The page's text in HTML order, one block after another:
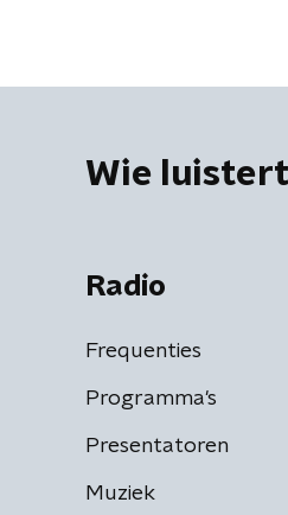
Wie luistert
Radio
Frequenties
Programma's
Presentatoren
Muziek